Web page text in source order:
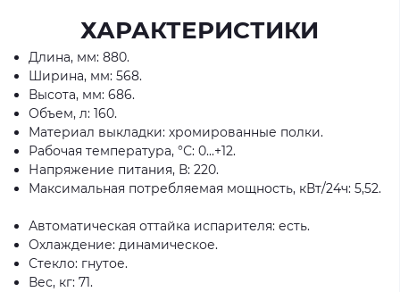
ХАРАКТЕРИСТИКИ
Длина, мм: 880.
Ширина, мм: 568.
Высота, мм: 686.
Объем, л: 160.
Материал выкладки: хромированные полки.
Рабочая температура, °С: 0...+12.
Напряжение питания, В: 220.
Максимальная потребляемая мощность, кВт/24ч: 5,52.
Автоматическая оттайка испарителя: есть.
Охлаждение: динамическое.
Стекло: гнутое.
Вес, кг: 71.